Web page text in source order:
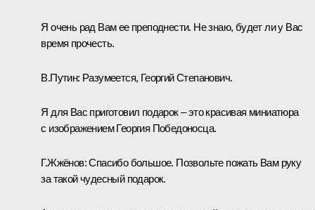
Я очень рад Вам ее преподнести. Не знаю, будет ли у Вас
время прочесть.
В.Путин: Разумеется, Георгий Степанович.
Я для Вас приготовил подарок – это красивая миниатюра
с изображением Георгия Победоносца.
Г.Жжёнов: Спасибо большое. Позвольте пожать Вам руку
за такой чудесный подарок.